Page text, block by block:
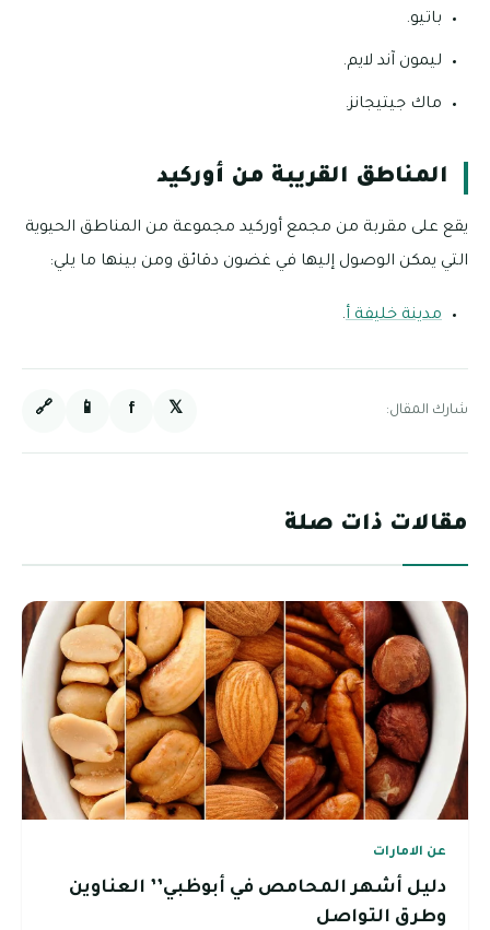
باتيو.
ليمون آند لايم.
ماك جيتيجانز.
المناطق القريبة من أوركيد
يقع على مقربة من مجمع أوركيد مجموعة من المناطق الحيوية
التي يمكن الوصول إليها في غضون دقائق ومن بينها ما يلي:
مدينة خليفة أ.
شارك المقال: 𝕏
f
📱
🔗
مقالات ذات صلة
عن الامارات
دليل أشهر المحامص في أبوظبي’’ العناوين
وطرق التواصل